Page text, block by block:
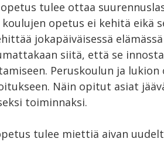
tulee ottaa
koulujen opetus ei kehitä eikä
jokapäiväisessä
siitä, että se
Peruskoulun ja
Näin opitut asiat
toiminnaksi.
tulee miettiä aivan